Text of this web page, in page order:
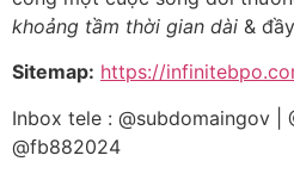
khoảng tầm thời gian dài &
Sitemap: https://
Inbox tele : @subdomaingov |
@fb882024